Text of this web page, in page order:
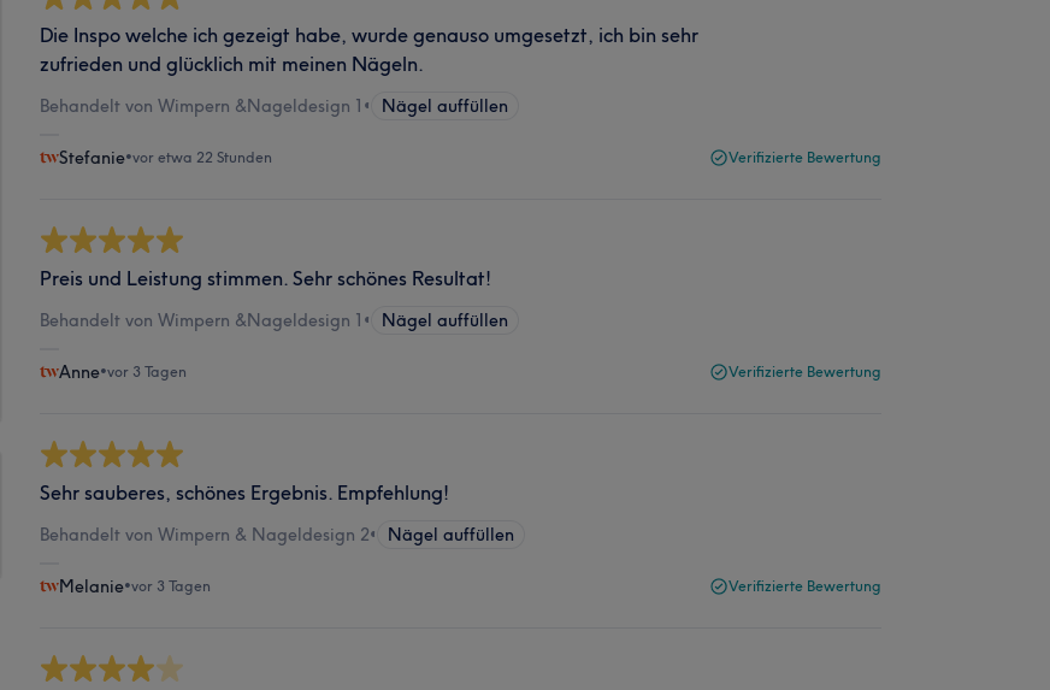
Die Inspo welche ich gezeigt habe, wurde genauso umgesetzt, ich bin sehr
zufrieden und glücklich mit meinen Nägeln.
Behandelt von Wimpern &Nageldesign 1 • Nägel auffüllen
Stefanie•vor etwa 22 Stunden Verifizierte Bewertung
Preis und Leistung stimmen. Sehr schönes Resultat!
Behandelt von Wimpern &Nageldesign 1 • Nägel auffüllen
Anne•vor 3 Tagen Verifizierte Bewertung
Sehr sauberes, schönes Ergebnis. Empfehlung!
Behandelt von Wimpern & Nageldesign 2• Nägel auffüllen
Melanie•vor 3 Tagen Verifizierte Bewertung